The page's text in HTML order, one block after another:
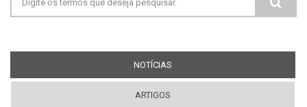
Formulário de busca
NOTÍCIAS
ARTIGOS